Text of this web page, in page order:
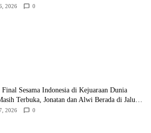
2026 0
Sesama Indonesia di Kejuaraan Dunia
Terbuka, Jonatan dan Alwi Berada di Jalur
2026 0